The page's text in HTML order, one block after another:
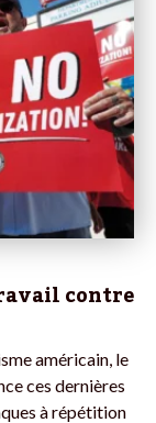
contre
américain, le
ces dernières
à répétition